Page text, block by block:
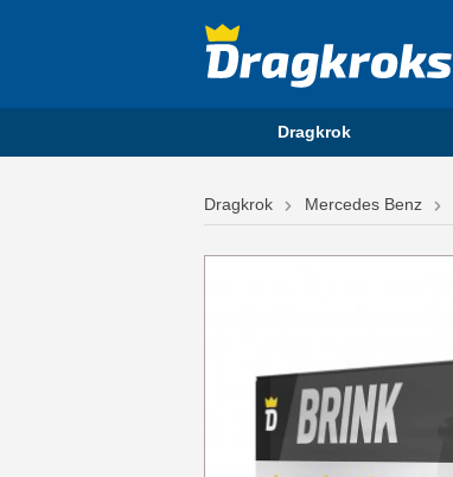
Dragkrok
Dragkrok Mercedes Benz